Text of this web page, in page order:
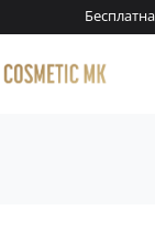
Бесплатна